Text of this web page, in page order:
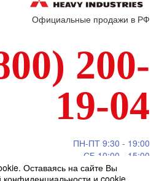
Официальные продажи в РФ
200-
19-04
ПН-ПТ 9:30 - 19:00
СБ 10:00 - 15:00
Call центр - круглосуточно
Оставаясь на сайте Вы
конфиденциальности и cookie